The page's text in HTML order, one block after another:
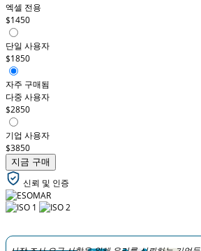
엑셀 전용
$1450
단일 사용자
$1850
자주 구매됨
다중 사용자
$2850
기업 사용자
$3850
지금 구매
신뢰 및 인증